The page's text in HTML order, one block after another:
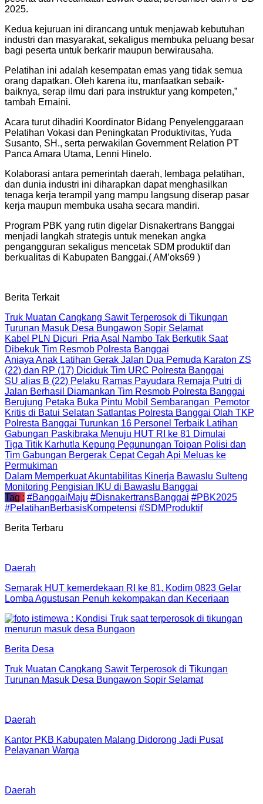
2025.
Kedua kejuruan ini dirancang untuk menjawab kebutuhan
industri dan masyarakat, sekaligus membuka peluang besar
bagi peserta untuk berkarir maupun berwirausaha.
Pelatihan ini adalah kesempatan emas yang tidak semua
orang dapatkan. Oleh karena itu, manfaatkan sebaik-
baiknya, serap ilmu dari para instruktur yang kompeten,”
tambah Ernaini.
Acara turut dihadiri Koordinator Bidang Penyelenggaraan
Pelatihan Vokasi dan Peningkatan Produktivitas, Yuda
Susanto, SH., serta perwakilan Government Relation PT
Panca Amara Utama, Lenni Hinelo.
Kolaborasi antara pemerintah daerah, lembaga pelatihan,
dan dunia industri ini diharapkan dapat menghasilkan
tenaga kerja terampil yang mampu langsung diserap pasar
kerja maupun membuka usaha secara mandiri.
Program PBK yang rutin digelar Disnakertrans Banggai
menjadi langkah strategis untuk menekan angka
pengangguran sekaligus mencetak SDM produktif dan
berkualitas di Kabupaten Banggai.( AM’oks69 )
Berita Terkait
Truk Muatan Cangkang Sawit Terperosok di Tikungan
Turunan Masuk Desa Bungawon Sopir Selamat
Kabel PLN Dicuri Pria Asal Nambo Tak Berkutik Saat
Dibekuk Tim Resmob Polresta Banggai
Aniaya Anak Latihan Gerak Jalan Dua Pemuda Karaton ZS
(22) dan RP (17) Diciduk Tim URC Polresta Banggai
SU alias B (22) Pelaku Ramas Payudara Remaja Putri di
Jalan Berhasil Diamankan Tim Resmob Polresta Banggai
Berujung Petaka Buka Pintu Mobil Sembarangan Pemotor
Kritis di Batui Selatan Satlantas Polresta Banggai Olah TKP
Polresta Banggai Turunkan 16 Personel Terbaik Latihan
Gabungan Paskibraka Menuju HUT RI ke 81 Dimulai
Tiga Titik Karhutla Kepung Pegunungan Toipan Polisi dan
Tim Gabungan Bergerak Cepat Cegah Api Meluas ke
Permukiman
Dalam Memperkuat Akuntabilitas Kinerja Bawaslu Sulteng
Monitoring Pengisian IKU di Bawaslu Banggai
Tag : #BanggaiMaju #DisnakertransBanggai #PBK2025
#PelatihanBerbasisKompetensi #SDMProduktif
Berita Terbaru
Daerah
Semarak HUT kemerdekaan RI ke 81, Kodim 0823 Gelar
Lomba Agustusan Penuh kekompakan dan Keceriaan
Berita Desa
Truk Muatan Cangkang Sawit Terperosok di Tikungan
Turunan Masuk Desa Bungawon Sopir Selamat
Daerah
Kantor PKB Kabupaten Malang Didorong Jadi Pusat
Pelayanan Warga
Daerah